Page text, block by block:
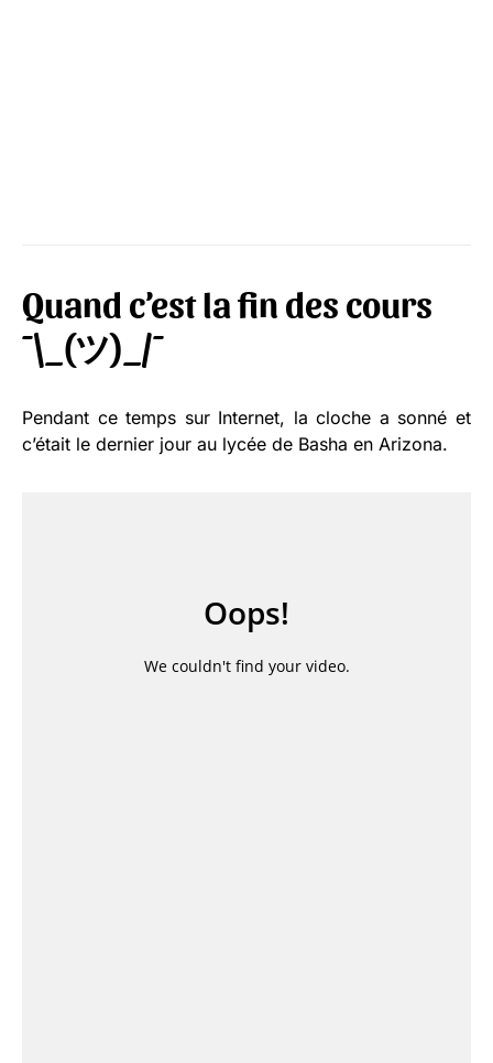
Quand c’est la fin des cours
¯\_(ツ)_/¯
Pendant ce temps sur Internet, la cloche a sonné et
c’était le dernier jour au lycée de Basha en Arizona.